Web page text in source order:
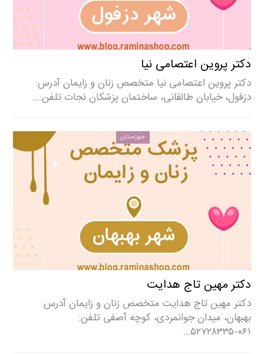
دکتر پروین اعتصامی نیا
دکتر پروین اعتصامی نیا متخصص زنان و زایمان آدرس:
دزفول، خیابان طالقانی، ساختمان پزشکان نجات تلفن:…
خوزستان
دکتر مهین تاج هدایت
دکتر مهین تاج هدایت متخصص زنان و زایمان آدرس:
بهبهان، میدان جوانمردی، کوچه آصفی تلفن:
۰۶۱-۵۲۷۲۸۳۳۵…